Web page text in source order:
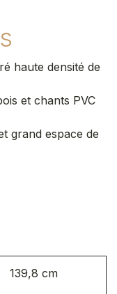
haute densité de
et chants PVC
grand espace de
139,8 cm